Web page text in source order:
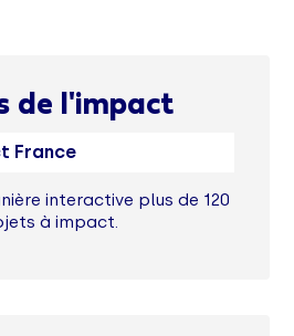
de l'impact
France
interactive plus de 120
à impact.